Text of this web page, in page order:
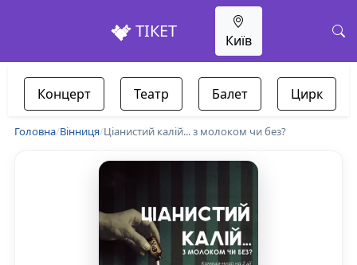
ТІКЕТ Київ
Концерт Театр Балет Цирк
Головна/Вінниця/Ціанистий калій... з молоком чи без?